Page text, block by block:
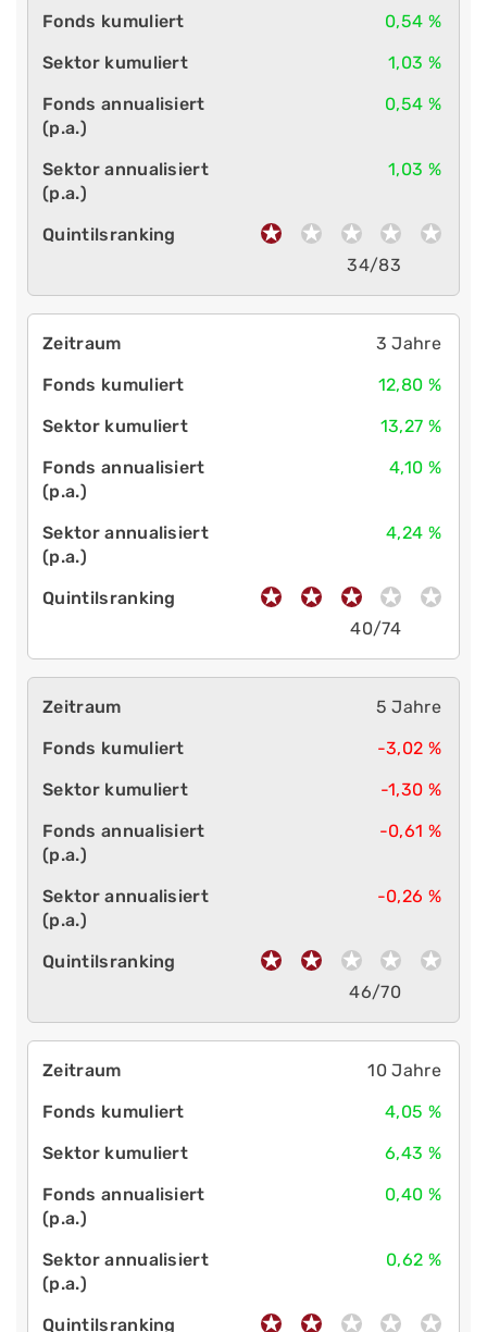
0,54 %
1,03 %
0,54 %
1,03 %
34/83
3 Jahre
12,80 %
13,27 %
4,10 %
4,24 %
40/74
5 Jahre
-3,02 %
-1,30 %
-0,61 %
-0,26 %
46/70
10 Jahre
4,05 %
6,43 %
0,40 %
0,62 %